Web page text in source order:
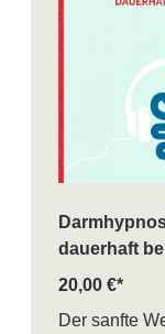
dauerhaft
20,00 €*
Der sanfte